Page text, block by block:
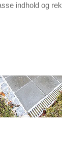
indhold og